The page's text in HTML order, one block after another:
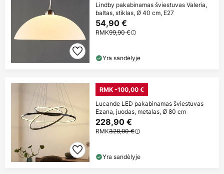
Lindby pakabinamas šviestuvas Valeria,
baltas, stiklas, Ø 40 cm, E27
54,90 €
RMK99,90 €
Yra sandėlyje
RMK -100,00 €
Lucande LED pakabinamas šviestuvas
Ezana, juodas, metalas, Ø 80 cm
228,90 €
RMK328,90 €
Yra sandėlyje